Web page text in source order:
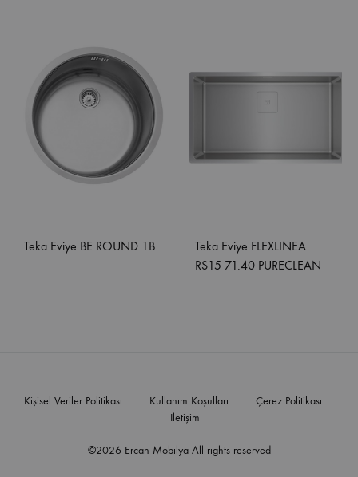
Teka Eviye BE ROUND 1B
Teka Eviye FLEXLINEA
RS15 71.40 PURECLEAN
©2026 Ercan Mobilya All rights reserved
Kişisel Veriler Politikası Kullanım Koşulları
Çerez Politikası
İletişim